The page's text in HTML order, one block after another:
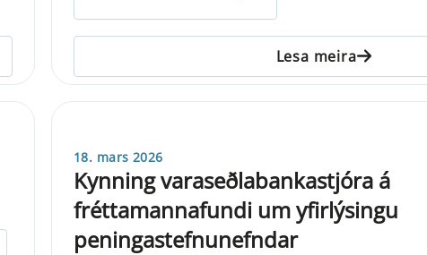
Lesa meira
18. mars 2026
Kynning varaseðlabankastjóra á
fréttamannafundi um yfirlýsingu
peningastefnunefndar